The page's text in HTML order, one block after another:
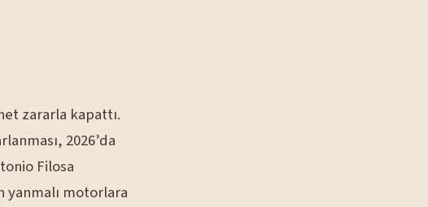
zararla kapattı.
2026’da
Filosa
yanmalı motorlara